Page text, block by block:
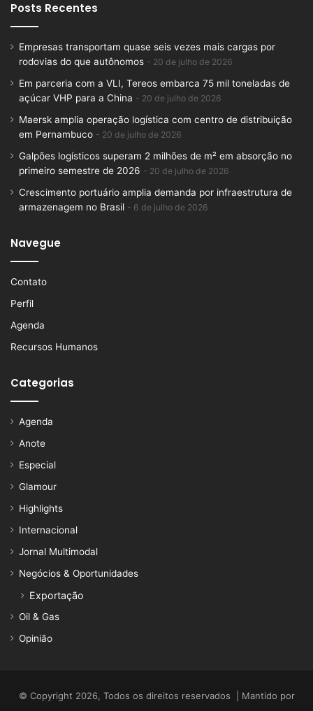
Posts Recentes
Empresas transportam quase seis vezes mais cargas por
rodovias do que autônomos
20 de julho de 2026
Em parceria com a VLI, Tereos embarca 75 mil toneladas de
açúcar VHP para a China
20 de julho de 2026
Maersk amplia operação logística com centro de distribuição
em Pernambuco
20 de julho de 2026
Galpões logísticos superam 2 milhões de m² em absorção no
primeiro semestre de 2026
20 de julho de 2026
Crescimento portuário amplia demanda por infraestrutura de
armazenagem no Brasil
6 de julho de 2026
Navegue
Contato
Perfil
Agenda
Recursos Humanos
Categorias
Agenda
Anote
Especial
Glamour
Highlights
Internacional
Jornal Multimodal
Negócios & Oportunidades
Exportação
Oil & Gas
Opinião
© Copyright 2026, Todos os direitos reservados | Mantido por